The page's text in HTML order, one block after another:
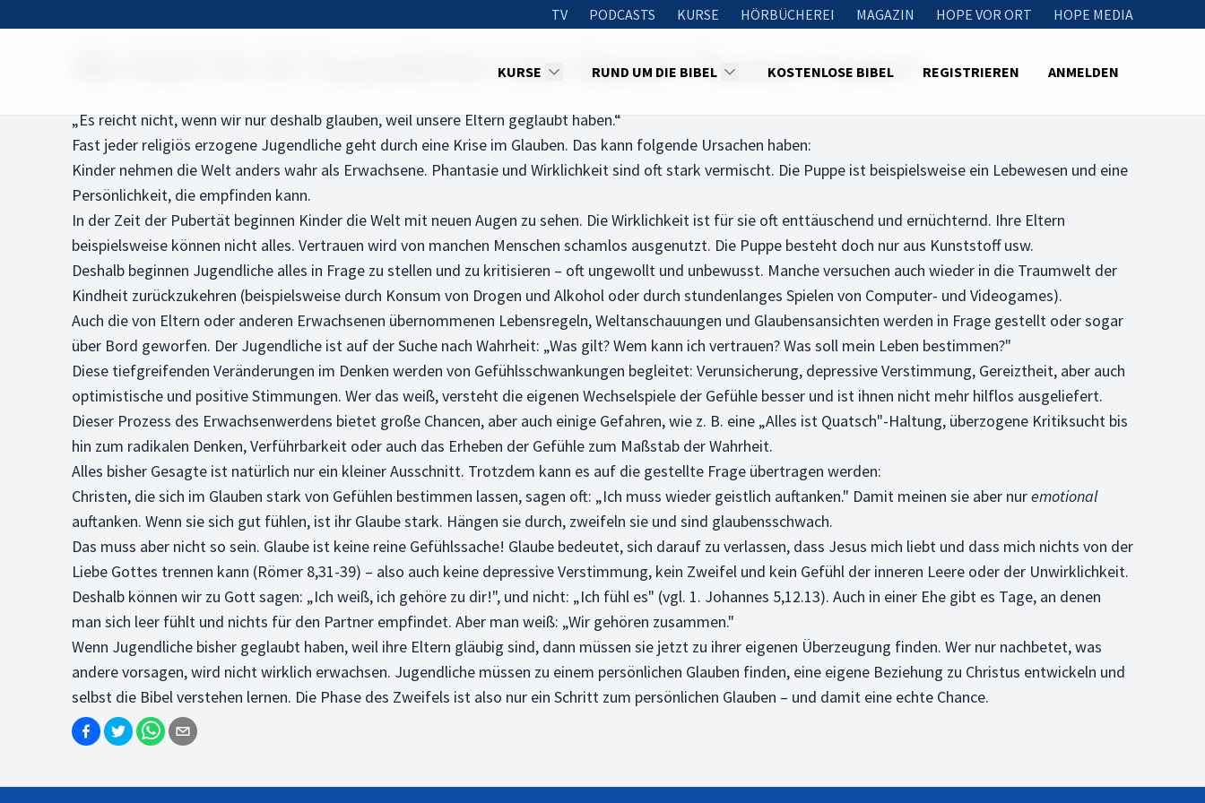
TV PODCASTS KURSE HÖRBÜCHEREI MAGAZIN HOPE VOR ORT HOPE MEDIA
KURSE RUND UM DIE BIBEL KOSTENLOSE BIBEL REGISTRIEREN ANMELDEN
Wie kann ich als Jugendlicher zum eigenen Glauben finden?
„Es reicht nicht, wenn wir nur deshalb glauben, weil unsere Eltern geglaubt haben.“
Fast jeder religiös erzogene Jugendliche geht durch eine Krise im Glauben. Das kann folgende Ursachen haben:
Kinder nehmen die Welt anders wahr als Erwachsene. Phantasie und Wirklichkeit sind oft stark vermischt. Die Puppe ist beispielsweise ein Lebewesen und eine
Persönlichkeit, die empfinden kann.
In der Zeit der Pubertät beginnen Kinder die Welt mit neuen Augen zu sehen. Die Wirklichkeit ist für sie oft enttäuschend und ernüchternd. Ihre Eltern
beispielsweise können nicht alles. Vertrauen wird von manchen Menschen schamlos ausgenutzt. Die Puppe besteht doch nur aus Kunststoff usw.
Deshalb beginnen Jugendliche alles in Frage zu stellen und zu kritisieren – oft ungewollt und unbewusst. Manche versuchen auch wieder in die Traumwelt der
Kindheit zurückzukehren (beispielsweise durch Konsum von Drogen und Alkohol oder durch stundenlanges Spielen von Computer- und Videogames).
Auch die von Eltern oder anderen Erwachsenen übernommenen Lebensregeln, Weltanschauungen und Glaubensansichten werden in Frage gestellt oder sogar
über Bord geworfen. Der Jugendliche ist auf der Suche nach Wahrheit: „Was gilt? Wem kann ich vertrauen? Was soll mein Leben bestimmen?"
Diese tiefgreifenden Veränderungen im Denken werden von Gefühlsschwankungen begleitet: Verunsicherung, depressive Verstimmung, Gereiztheit, aber auch
optimistische und positive Stimmungen. Wer das weiß, versteht die eigenen Wechselspiele der Gefühle besser und ist ihnen nicht mehr hilflos ausgeliefert.
Dieser Prozess des Erwachsenwerdens bietet große Chancen, aber auch einige Gefahren, wie z. B. eine „Alles ist Quatsch"-Haltung, überzogene Kritiksucht bis
hin zum radikalen Denken, Verführbarkeit oder auch das Erheben der Gefühle zum Maßstab der Wahrheit.
Alles bisher Gesagte ist natürlich nur ein kleiner Ausschnitt. Trotzdem kann es auf die gestellte Frage übertragen werden:
Christen, die sich im Glauben stark von Gefühlen bestimmen lassen, sagen oft: „Ich muss wieder geistlich auftanken." Damit meinen sie aber nuremotional
auftanken. Wenn sie sich gut fühlen, ist ihr Glaube stark. Hängen sie durch, zweifeln sie und sind glaubensschwach.
Das muss aber nicht so sein. Glaube ist keine reine Gefühlssache! Glaube bedeutet, sich darauf zu verlassen, dass Jesus mich liebt und dass mich nichts von der
Liebe Gottes trennen kann (Römer 8,31-39) – also auch keine depressive Verstimmung, kein Zweifel und kein Gefühl der inneren Leere oder der Unwirklichkeit.
Deshalb können wir zu Gott sagen: „Ich weiß, ich gehöre zu dir!", und nicht: „Ich fühl es" (vgl. 1. Johannes 5,12.13). Auch in einer Ehe gibt es Tage, an denen
man sich leer fühlt und nichts für den Partner empfindet. Aber man weiß: „Wir gehören zusammen."
Wenn Jugendliche bisher geglaubt haben, weil ihre Eltern gläubig sind, dann müssen sie jetzt zu ihrer eigenen Überzeugung finden. Wer nur nachbetet, was
andere vorsagen, wird nicht wirklich erwachsen. Jugendliche müssen zu einem persönlichen Glauben finden, eine eigene Beziehung zu Christus entwickeln und
selbst die Bibel verstehen lernen. Die Phase des Zweifels ist also nur ein Schritt zum persönlichen Glauben – und damit eine echte Chance.